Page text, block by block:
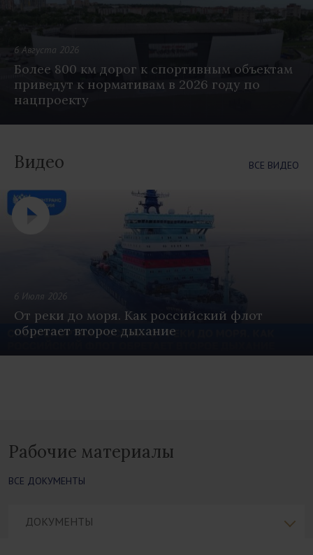
6 Августа 2026
Более 800 км дорог к спортивным объектам
приведут к нормативам в 2026 году по
нацпроекту
Видео ВСЕ ВИДЕО
6 Июля 2026
От реки до моря. Как российский флот
обретает второе дыхание
Рабочие материалы
ВСЕ ДОКУМЕНТЫ
ДОКУМЕНТЫ